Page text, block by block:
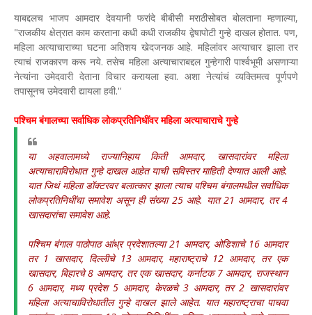
याबद्दलच भाजप आमदार देवयानी फरांदे बीबीसी मराठीसोबत बोलताना म्हणाल्या,
"राजकीय क्षेत्रात काम करताना कधी कधी राजकीय द्वेषापोटी गुन्हे दाखल होतात. पण,
महिला अत्याचाराच्या घटना अतिशय खेदजनक आहे. महिलांवर अत्याचार झाला तर
त्याचं राजकारण करू नये. तसेच महिला अत्याचाराबद्दल गुन्हेगारी पार्श्वभूमी असणाऱ्या
नेत्यांना उमेदवारी देताना विचार करायला हवा. अशा नेत्यांचं व्यक्तिमत्व पूर्णपणे
तपासूनच उमेदवारी द्यायला हवी.''
पश्चिम बंगालच्या सर्वाधिक लोकप्रतिनिधींवर महिला अत्याचाराचे गुन्हे
या अहवालामध्ये राज्यानिहाय किती आमदार, खासदारांवर महिला
अत्याचाराविरोधात गुन्हे दाखल आहेत याची सविस्तर माहिती देण्यात आली आहे.
यात जिथं महिला डॉक्टरवर बलात्कार झाला त्याच पश्चिम बंगालमधील सर्वाधिक
लोकप्रतिनिधींचा समावेश असून ही संख्या 25 आहे. यात 21 आमदार, तर 4
खासदारांचा समावेश आहे.
पश्चिम बंगाल पाठोपाठ आंध्र प्रदेशातल्या 21 आमदार, ओडिशाचे 16 आमदार
तर 1 खासदार, दिल्लीचे 13 आमदार, महाराष्ट्राचे 12 आमदार, तर एक
खासदार, बिहारचे 8 आमदार, तर एक खासदार, कर्नाटक 7 आमदार, राजस्थान
6 आमदार, मध्य प्रदेश 5 आमदार, केरळचे 3 आमदार, तर 2 खासदारांवर
महिला अत्याचाविरोधातील गुन्हे दाखल झाले आहेत. यात महाराष्ट्राचा पाचवा